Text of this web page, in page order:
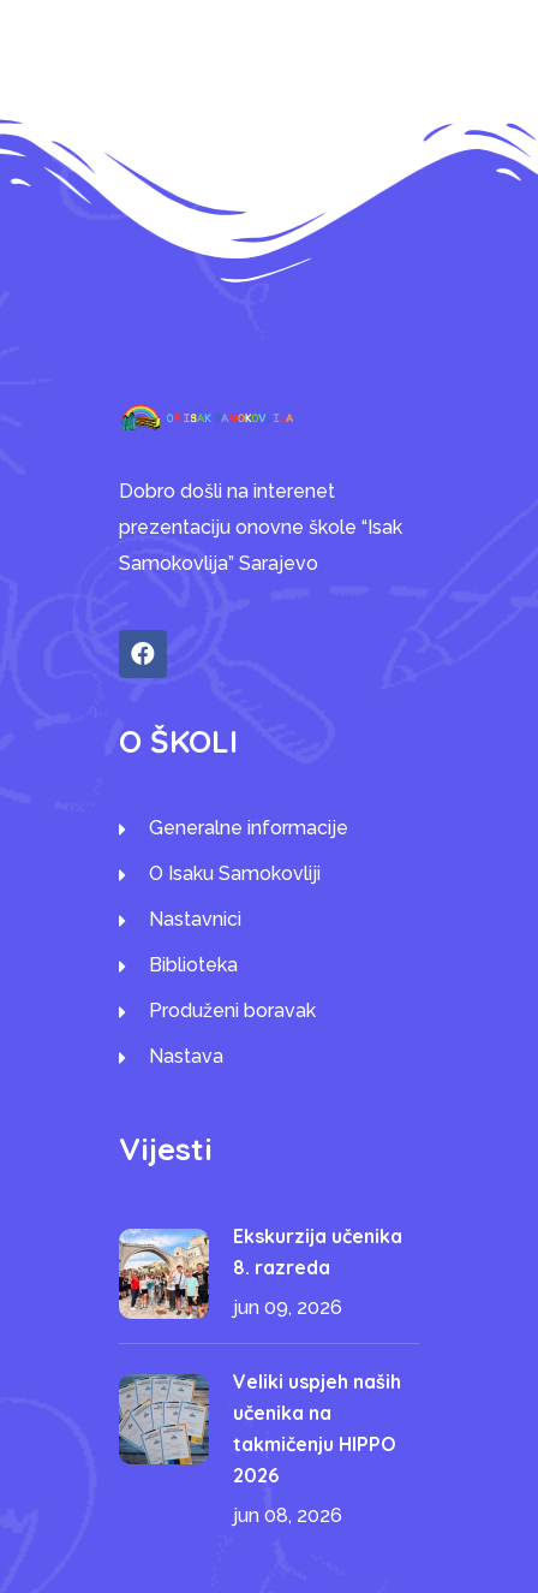
Dobro došli na interenet
prezentaciju onovne škole “Isak
Samokovlija” Sarajevo
O ŠKOLI
Generalne informacije
O Isaku Samokovliji
Nastavnici
Biblioteka
Produženi boravak
Nastava
Vijesti
Ekskurzija učenika
8. razreda
jun 09, 2026
Veliki uspjeh naših
učenika na
takmičenju HIPPO
2026
jun 08, 2026